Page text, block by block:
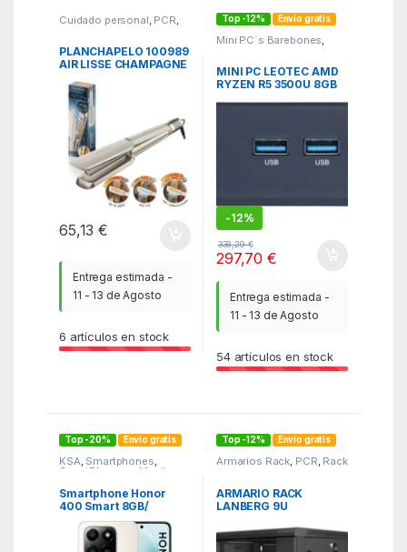
Cuidado personal, PCR,
Utensilios de peinado
PLANCHAPELO 100989
AIR LISSE CHAMPAGNE
65,13€
Entrega estimada -
11 - 13 de Agosto
6 artículos en stock
Top -12% Envío gratis
Mini PC´s Barebones
PCs Sobremesa
MINI PC LEOTEC AMD
RYZEN R5 3500U 8GB
-12%
338,29€
297,70€
Entrega estimada -
11 - 13 de Agosto
54artículos en stock
Top -20% Envío gratis
KSA, Smartphones,
SmartPhones y Moviles
Smartphone Honor
400 Smart 8GB/
256GB/ 6.7″/ 4G/
Dorado
Top -12% Envío gratis
Armarios Rack, PCR, Rack
ARMARIO RACK
LANBERG 9U
ENSAMBLADO 19″
HASTA 60 KG NEGRO